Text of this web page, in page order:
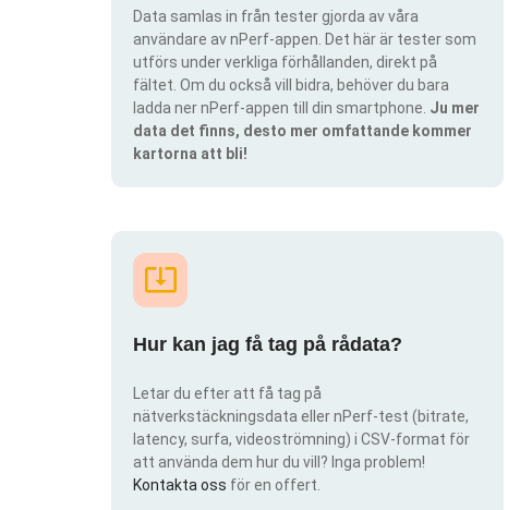
Data samlas in från tester gjorda av våra
användare av nPerf-appen. Det här är tester som
utförs under verkliga förhållanden, direkt på
fältet. Om du också vill bidra, behöver du bara
ladda ner nPerf-appen till din smartphone. Ju mer
data det finns, desto mer omfattande kommer
kartorna att bli!
Hur kan jag få tag på rådata?
Letar du efter att få tag på
nätverkstäckningsdata eller nPerf-test (bitrate,
latency, surfa, videoströmning) i CSV-format för
att använda dem hur du vill? Inga problem!
Kontakta oss för en offert.